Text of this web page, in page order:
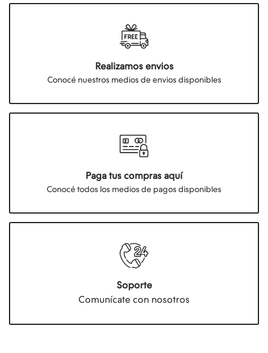
Realizamos envios
Conocé nuestros medios de envios disponibles
Paga tus compras aquí
Conocé todos los medios de pagos disponibles
Soporte
Comunícate con nosotros